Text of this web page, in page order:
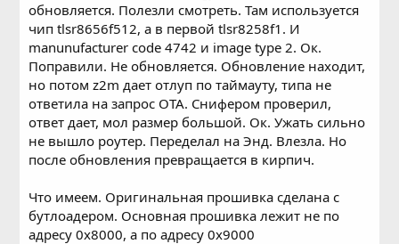
обновляется. Полезли смотреть. Там используется
чип tlsr8656f512, а в первой tlsr8258f1. И
manunufacturer code 4742 и image type 2. Ок.
Поправили. Не обновляется. Обновление находит,
но потом z2m дает отлуп по таймауту, типа не
ответила на запрос OTA. Снифером проверил,
ответ дает, мол размер большой. Ок. Ужать сильно
не вышло роутер. Переделал на Энд. Влезла. Но
после обновления превращается в кирпич.
Что имеем. Оригинальная прошивка сделана с
бутлоадером. Основная прошивка лежит не по
адресу 0x8000, а по адресу 0x9000